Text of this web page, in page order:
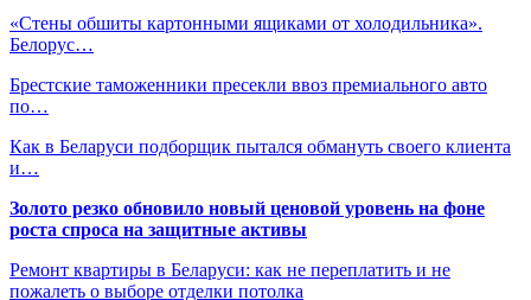
«Стены обшиты картонными ящиками от холодильника».
Белорус…
Брестские таможенники пресекли ввоз премиального авто
по…
Как в Беларуси подборщик пытался обмануть своего клиента
и…
Золото резко обновило новый ценовой уровень на фоне
роста спроса на защитные активы
Ремонт квартиры в Беларуси: как не переплатить и не
пожалеть о выборе отделки потолка